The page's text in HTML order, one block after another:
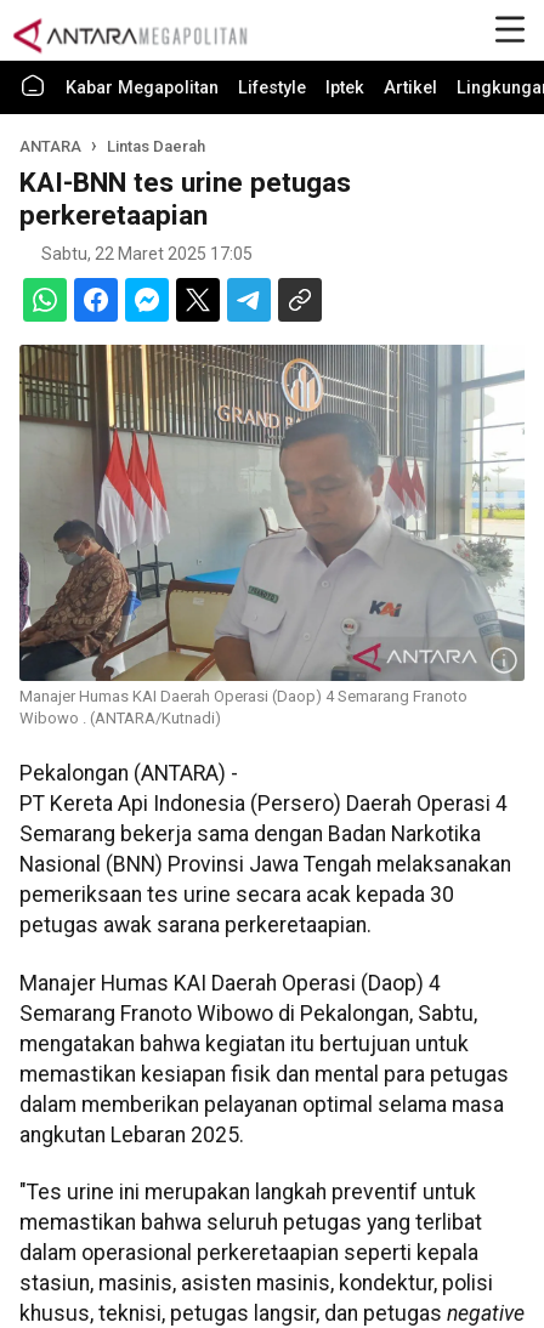
Kabar Megapolitan Lifestyle Iptek Artikel
ANTARA Lintas Daerah
KAI-BNN tes urine petugas
perkeretaapian
Sabtu, 22 Maret 2025 17:05
Manajer Humas KAI Daerah Operasi (Daop) 4 Semarang Franoto
Wibowo . (ANTARA/Kutnadi)
Pekalongan (ANTARA) -
PT Kereta Api Indonesia (Persero) Daerah Operasi 4
Semarang bekerja sama dengan Badan Narkotika
Nasional (BNN) Provinsi Jawa Tengah melaksanakan
pemeriksaan tes urine secara acak kepada 30
petugas awak sarana perkeretaapian.
Manajer Humas KAI Daerah Operasi (Daop) 4
Semarang Franoto Wibowo di Pekalongan, Sabtu,
mengatakan bahwa kegiatan itu bertujuan untuk
memastikan kesiapan fisik dan mental para petugas
dalam memberikan pelayanan optimal selama masa
angkutan Lebaran 2025.
"Tes urine ini merupakan langkah preventif untuk
memastikan bahwa seluruh petugas yang terlibat
dalam operasional perkeretaapian seperti kepala
stasiun, masinis, asisten masinis, kondektur, polisi
khusus, teknisi, petugas langsir, dan petugas negative